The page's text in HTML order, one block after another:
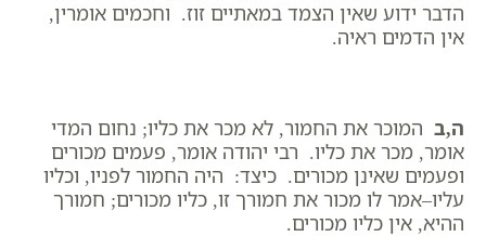
הדבר ידוע שאין הצמד במאתיים זוז. וחכמים אומרין,
אין הדמים ראיה.
ה,ב המוכר את החמור, לא מכר את כליו; נחום המדי
אומר, מכר את כליו. רבי יהודה אומר, פעמים מכורים
ופעמים שאינן מכורים. כיצד: היה החמור לפניו, וכליו
עליו–אמר לו מכור את חמורך זו, כליו מכורים; חמורך
ההיא, אין כליו מכורים.